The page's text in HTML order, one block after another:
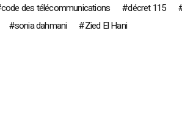
code des télécommunications décret 115
sonia dahmani Zied El Hani